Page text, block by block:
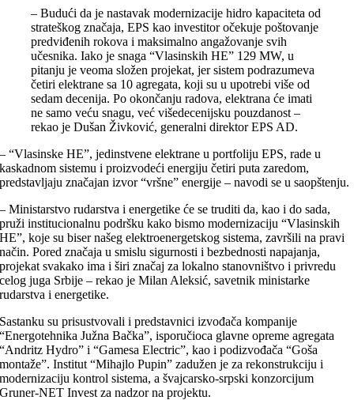
– Budući da je nastavak modernizacije hidro kapaciteta od
strateškog značaja, EPS kao investitor očekuje poštovanje
predviđenih rokova i maksimalno angažovanje svih
učesnika. Iako je snaga “Vlasinskih HE” 129 MW, u
pitanju je veoma složen projekat, jer sistem podrazumeva
četiri elektrane sa 10 agregata, koji su u upotrebi više od
sedam decenija. Po okončanju radova, elektrana će imati
ne samo veću snagu, već višedecenijsku pouzdanost –
rekao je Dušan Živković, generalni direktor EPS AD.
– “Vlasinske HE”, jedinstvene elektrane u portfoliju EPS, rade u
kaskadnom sistemu i proizvodeći energiju četiri puta zaredom,
predstavljaju značajan izvor “vršne” energije – navodi se u saopštenju.
– Ministarstvo rudarstva i energetike će se truditi da, kao i do sada,
pruži institucionalnu podršku kako bismo modernizaciju “Vlasinskih
HE”, koje su biser našeg elektroenergetskog sistema, završili na pravi
način. Pored značaja u smislu sigurnosti i bezbednosti napajanja,
projekat svakako ima i širi značaj za lokalno stanovništvo i privredu
celog juga Srbije – rekao je Milan Aleksić, savetnik ministarke
rudarstva i energetike.
Sastanku su prisustvovali i predstavnici izvođača kompanije
“Energotehnika Južna Bačka”, isporučioca glavne opreme agregata
“Andritz Hydro” i “Gamesa Electric”, kao i podizvođača “Goša
montaže”. Institut “Mihajlo Pupin” zadužen je za rekonstrukciju i
modernizaciju kontrol sistema, a švajcarsko-srpski konzorcijum
Gruner-NET Invest za nadzor na projektu.